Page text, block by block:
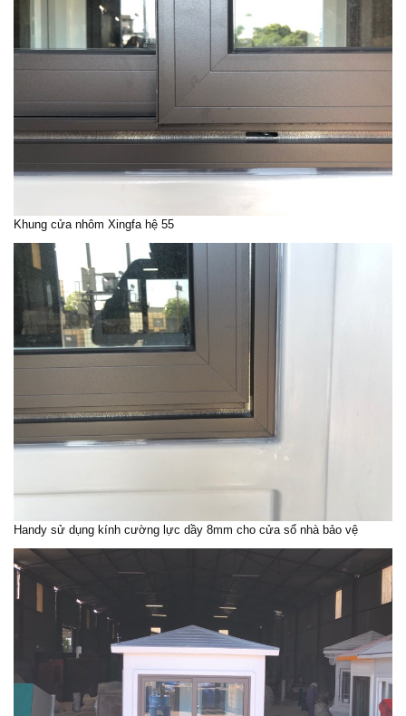
Khung cửa nhôm Xingfa hệ 55
Handy sử dụng kính cường lực dầy 8mm cho cửa sổ nhà bảo vệ